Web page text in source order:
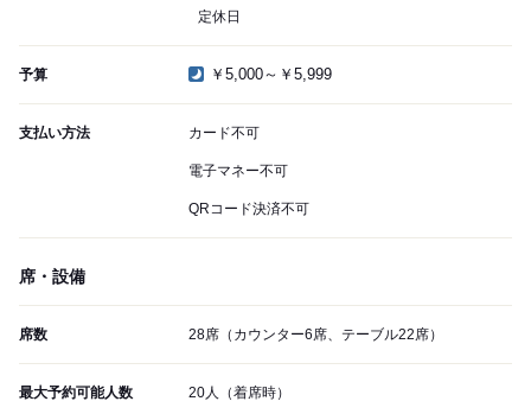
定休日
予算 ￥5,000～￥5,999
支払い方法 カード不可
電子マネー不可
QRコード決済不可
席・設備
席数 28席（カウンター6席、テーブル22席）
最大予約可能人数 20人（着席時）